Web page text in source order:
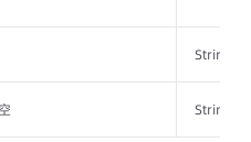
String
String